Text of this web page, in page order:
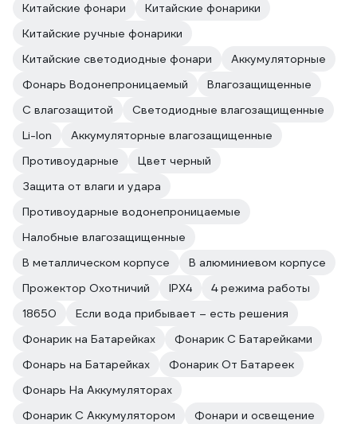
Китайские фонари
Китайские фонарики
Китайские ручные фонарики
Китайские светодиодные фонари
Аккумуляторные
Фонарь Водонепроницаемый
Влагозащищенные
С влагозащитой
Светодиодные влагозащищенные
Li-Ion
Аккумуляторные влагозащищенные
Противоударные
Цвет черный
Защита от влаги и удара
Противоударные водонепроницаемые
Налобные влагозащищенные
В металлическом корпусе
В алюминиевом корпусе
Прожектор Охотничий
IPX4
4 режима работы
18650
Если вода прибывает – есть решения
Фонарик на Батарейках
Фонарик С Батарейками
Фонарь на Батарейках
Фонарик От Батареек
Фонарь На Аккумуляторах
Фонарик С Аккумулятором
Фонари и освещение